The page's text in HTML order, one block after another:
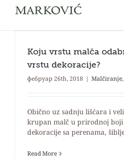
Koju vrstu malča
vrstu dekoracije?
фебруар 26th, 2018 | Malčiranje,
Obično uz sadnju lišćara i
krupan malč u prirodnoj boji
dekoracije sa perenama,
Read More